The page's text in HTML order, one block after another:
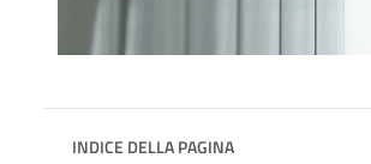
INDICE DELLA PAGINA